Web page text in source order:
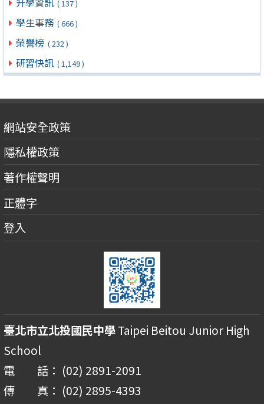
( 137 )
學生事務 ( 666 )
榮譽榜 ( 232 )
研習快訊 ( 1,149 )
網站安全政策
隱私權政策
著作權聲明
正體字
登入
臺北市立北投國民中學Taipei Beitou Junior High
School
電 話： (02) 2891-2091
傳 真： (02) 2895-4393